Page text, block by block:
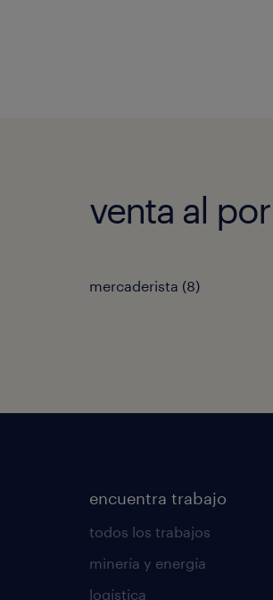
venta al
mercaderista (8)
encuentra trabajo
todos los trabajos
minería y energía
logística